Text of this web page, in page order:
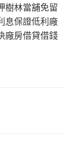
樹林當舖免留
息保證低利廠
廠房借貸借錢